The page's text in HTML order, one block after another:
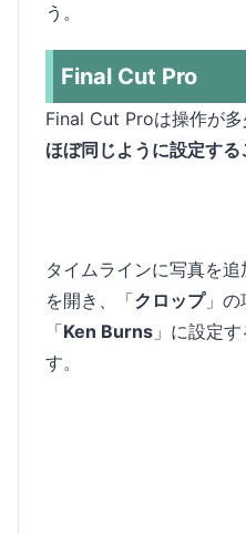
う。
Final Cut Pro
Final Cut Proは操作が多
ほぼ同じように設定する
タイムラインに写真を
を開き、「クロップ」の
「Ken Burns 」に設定
す。